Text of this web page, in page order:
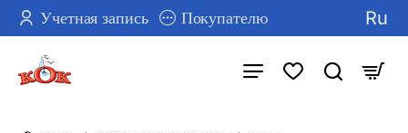
Учетная запись Покупателю Ru